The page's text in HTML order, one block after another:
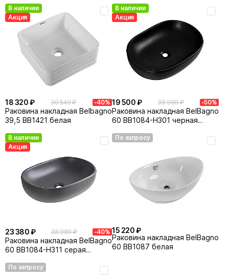
В наличии
Акция
18 320 ₽ 30 540 ₽ -40%
Раковина накладная Belbagno
39,5 BB1421 белая
В наличии
Акция
19 500 ₽ 38 980 ₽ -50%
Раковина накладная BelBagno
60 BB1084-H301 черная
В наличии
Акция
23 380 ₽ 38 980 ₽ -40%
Раковина накладная BelBagno
60 BB1084-H311 серая
По запросу
15 220 ₽
Раковина накладная BelBagno
60 BB1087 белая
По запросу